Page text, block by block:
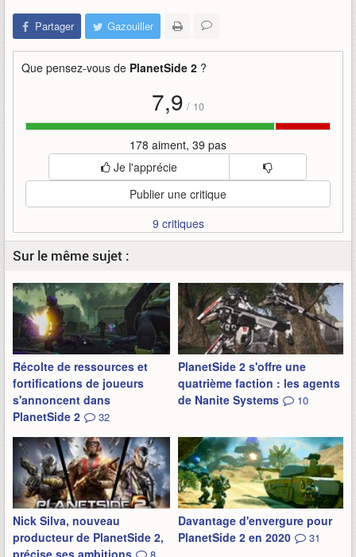
Partager Gazouiller
Que pensez-vous de PlanetSide 2 ?
7,9 / 10
178 aiment, 39 pas
Je l'apprécie
Publier une critique
9 critiques
Sur le même sujet :
Récolte de ressources et
fortifications de joueurs
s'annoncent dans
PlanetSide 2
32
PlanetSide 2 s'offre une
quatrième faction : les agents
de Nanite Systems
10
Nick Silva, nouveau
producteur de PlanetSide 2,
précise ses ambitions
Davantage d'envergure pour
PlanetSide 2 en 2020
31